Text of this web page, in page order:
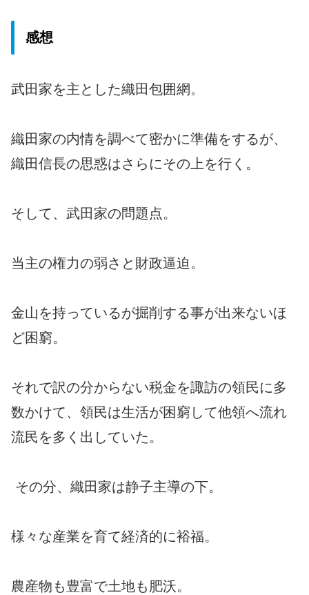
感想
武田家を主とした織田包囲網。
織田家の内情を調べて密かに準備をするが、
織田信長の思惑はさらにその上を行く。
そして、武田家の問題点。
当主の権力の弱さと財政逼迫。
金山を持っているが掘削する事が出来ないほ
ど困窮。
それで訳の分からない税金を諏訪の領民に多
数かけて、領民は生活が困窮して他領へ流れ
流民を多く出していた。
その分、織田家は静子主導の下。
様々な産業を育て経済的に裕福。
農産物も豊富で土地も肥沃。